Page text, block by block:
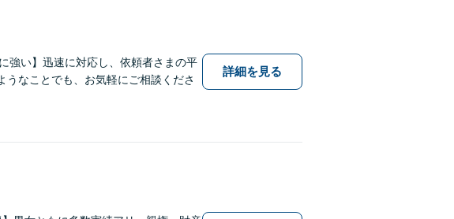
強い】迅速に対応し、依頼者さまの平
なことでも、お気軽にご相談くださ
詳細を見る